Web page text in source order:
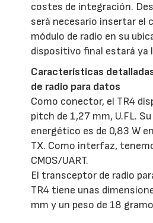
costes de integración.
será necesario insertar el
módulo de radio en su
dispositivo final estará ya
Características
de radio para datos
Como conector, el TR4
pitch de 1,27 mm, U.FL.
energético es de 0,83 W
TX. Como interfaz,
CMOS/UART.
El transceptor de radio
TR4 tiene unas
mm y un peso de 18